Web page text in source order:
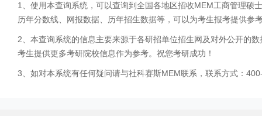
1、使用本查询系统，可以查询到全国各地区招收MEM工商管理硕
历年分数线、网报数据、历年招生数据等，可以为考生报考提供参
2、本查询系统的信息主要来源于各研招单位招生网及对外公开的
考生提供更多考研院校信息作为参考。祝您考研成功！
3、如对本系统有任何疑问请与社科赛斯MEM联系，联系方式：